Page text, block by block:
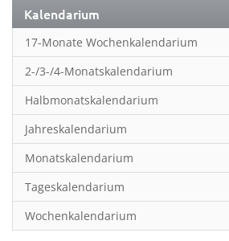
Länder & Städte
Landschaft & Natur
Lifestyle
Literatur
Manga & Animé
Neutrale Kalender
Partner- & Wandplaner
Planung & Organisation
Kalendarium
17-Monate Wochenkalendarium
2-/3-/4-Monatskalendarium
Halbmonatskalendarium
Jahreskalendarium
Monatskalendarium
Tageskalendarium
Wochenkalendarium